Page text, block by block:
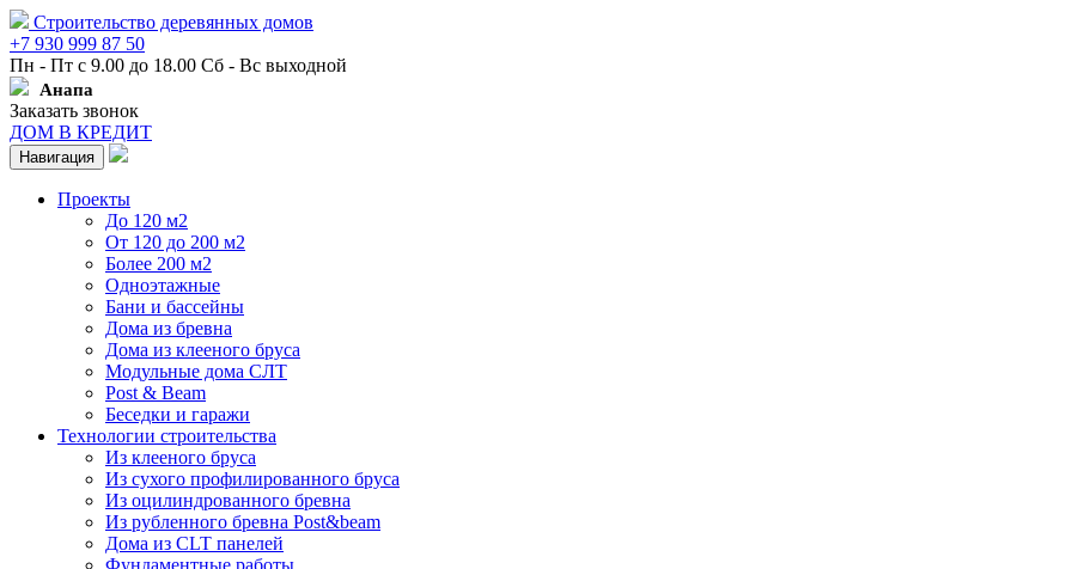
Строительство деревянных домов
+7 930 999 87 50
Пн - Пт с 9.00 до 18.00 Сб - Вс выходной
Анапа
Заказать звонок
ДОМ В КРЕДИТ
Навигация
Проекты
До 120 м2
От 120 до 200 м2
Более 200 м2
Одноэтажные
Бани и бассейны
Дома из бревна
Дома из клееного бруса
Модульные дома СЛТ
Post & Beam
Беседки и гаражи
Технологии строительства
Из клееного бруса
Из сухого профилированного бруса
Из оцилиндрованного бревна
Из рубленного бревна Post&beam
Дома из CLT панелей
Фундаментные работы